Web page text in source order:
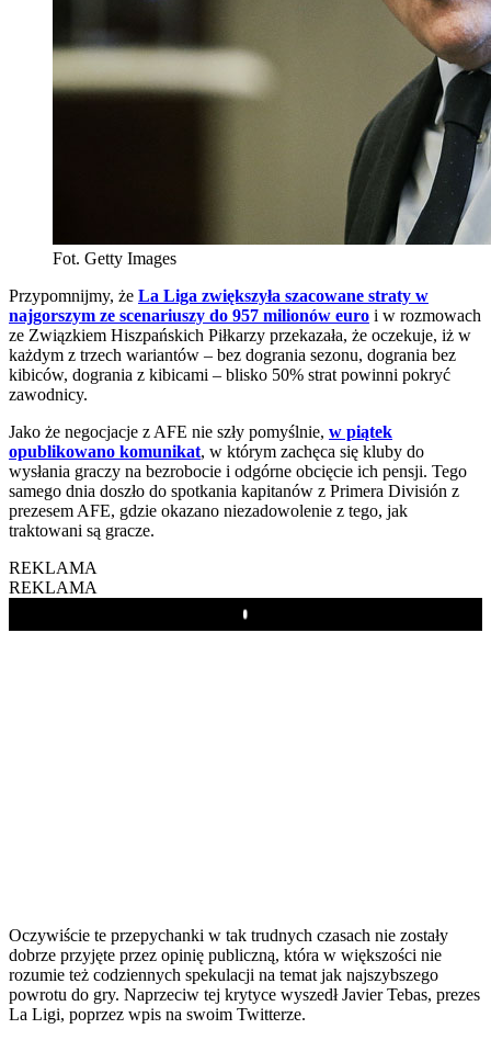
Fot. Getty Images
Przypomnijmy, że La Liga zwiększyła szacowane straty w
najgorszym ze scenariuszy do 957 milionów euro i w rozmowach
ze Związkiem Hiszpańskich Piłkarzy przekazała, że oczekuje, iż w
każdym z trzech wariantów – bez dogrania sezonu, dogrania bez
kibiców, dogrania z kibicami – blisko 50% strat powinni pokryć
zawodnicy.
Jako że negocjacje z AFE nie szły pomyślnie, w piątek
opublikowano komunikat, w którym zachęca się kluby do
wysłania graczy na bezrobocie i odgórne obcięcie ich pensji. Tego
samego dnia doszło do spotkania kapitanów z Primera División z
prezesem AFE, gdzie okazano niezadowolenie z tego, jak
traktowani są gracze.
REKLAMA
REKLAMA
Play
Oczywiście te przepychanki w tak trudnych czasach nie zostały
dobrze przyjęte przez opinię publiczną, która w większości nie
rozumie też codziennych spekulacji na temat jak najszybszego
powrotu do gry. Naprzeciw tej krytyce wyszedł Javier Tebas, prezes
La Ligi, poprzez wpis na swoim Twitterze.